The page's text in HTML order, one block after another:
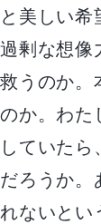
美しい希
剰な想像
うのか。
か。わ
ていたら
ろうか。
ないとい